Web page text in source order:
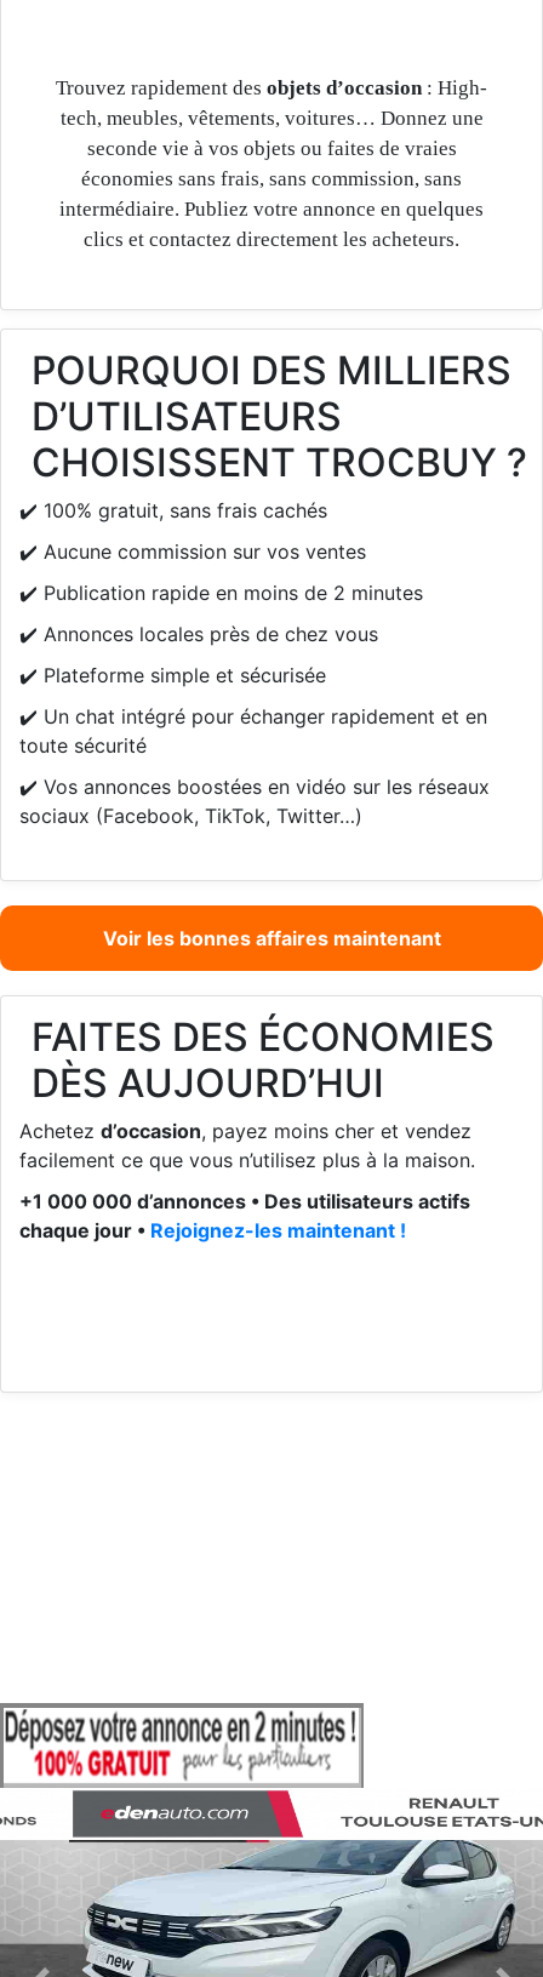
Trouvez rapidement des objets d’occasion : High-
tech, meubles, vêtements, voitures… Donnez une
seconde vie à vos objets ou faites de vraies
économies sans frais, sans commission, sans
intermédiaire. Publiez votre annonce en quelques
clics et contactez directement les acheteurs.
POURQUOI DES MILLIERS
D’UTILISATEURS
CHOISISSENT TROCBUY ?
✔️ 100% gratuit, sans frais cachés
✔️ Aucune commission sur vos ventes
✔️ Publication rapide en moins de 2 minutes
✔️ Annonces locales près de chez vous
✔️ Plateforme simple et sécurisée
✔️ Un chat intégré pour échanger rapidement et en
toute sécurité
✔️ Vos annonces boostées en vidéo sur les réseaux
sociaux (Facebook, TikTok, Twitter…)
Voir les bonnes affaires maintenant
FAITES DES ÉCONOMIES
DÈS AUJOURD’HUI
Achetez d’occasion, payez moins cher et vendez
facilement ce que vous n’utilisez plus à la maison.
+1 000 000 d’annonces • Des utilisateurs actifs
chaque jour • Rejoignez-les maintenant !